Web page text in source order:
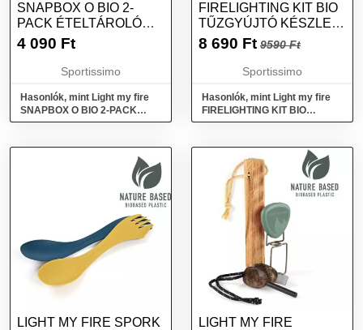
SNAPBOX O BIO 2-
PACK ÉTELTÁROLÓ
DOBOZ, KÉK, MÉRET
4 090 Ft
Sportissimo
Hasonlók, mint Light my fire
SNAPBOX O BIO 2-PACK
Ételtároló doboz, kék, méret
FIRELIGHTING KIT BIO
TŰZGYÚJTÓ KÉSZLET,
KÉK, MÉRET
8 690 Ft 9590 Ft
Sportissimo
Hasonlók, mint Light my fire
FIRELIGHTING KIT BIO
Tűzgyújtó készlet, kék, méret
LIGHT MY FIRE SPORK
LIGHT MY FIRE